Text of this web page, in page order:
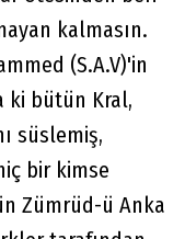
kalmasın.
(S.A.V)'in
ki bütün Kral,
süslemiş,
bir kimse
Zümrüd-ü Anka